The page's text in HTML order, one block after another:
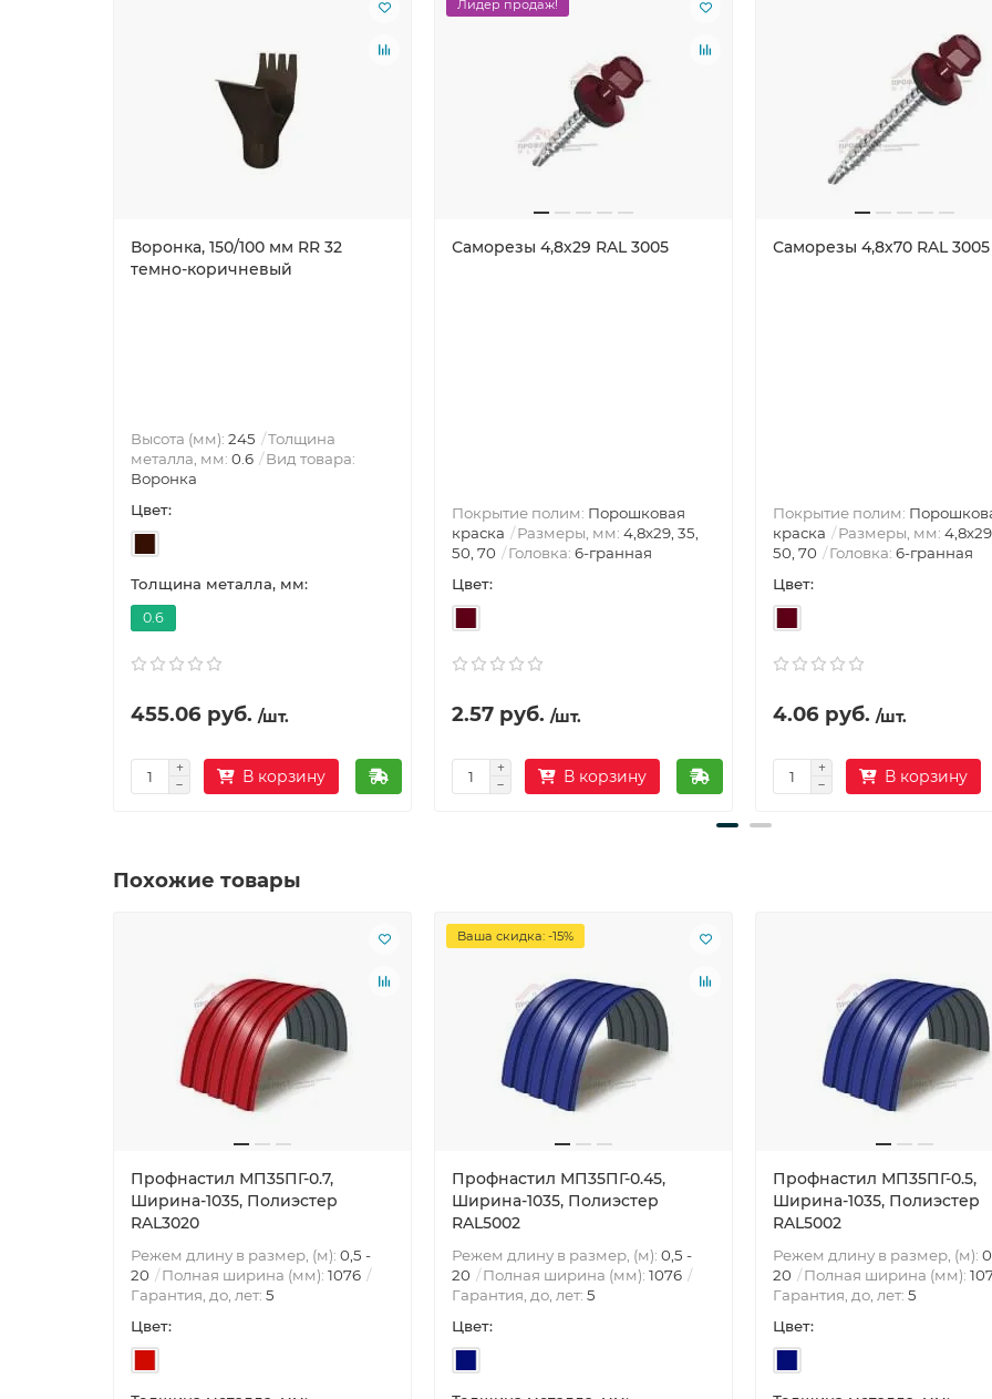
Воронка, 150/100 мм RR 32
темно-коричневый
Высота (мм): 245
Толщина
металла, мм: 0.6
Вид товара:
Воронка
Цвет:
Толщина металла, мм:
0.6
455.06 руб. /шт.
В корзину
Лидер продаж!
Саморезы 4,8х29 RAL 3005
Покрытие полим: Порошковая
краска
Размеры, мм: 4,8х29, 35,
50, 70
Головка: 6-гранная
Цвет:
2.57 руб. /шт.
В корзину
Саморезы 4,8х70 RAL 3005
Покрытие полим:
краска
Размеры, мм:
50, 70
Головка: 6-гранная
Цвет:
4.06 руб. /шт.
В корзину
Похожие товары
Профнастил МП35ПГ-0.7,
Ширина-1035, Полиэстер
RAL3020
Режем длину в размер, (м): 0,5 -
20
Полная ширина (мм): 1076
Гарантия, до, лет: 5
Цвет:
Ваша скидка: -15%
Профнастил МП35ПГ-0.45,
Ширина-1035, Полиэстер
RAL5002
Режем длину в размер, (м): 0,5 -
20
Полная ширина (мм): 1076
Гарантия, до, лет: 5
Цвет:
Профнастил МП35ПГ-0.5,
Ширина-1035, Полиэстер
RAL5002
Режем длину в размер, (м):
20
Полная ширина (мм):
Гарантия, до, лет: 5
Цвет: